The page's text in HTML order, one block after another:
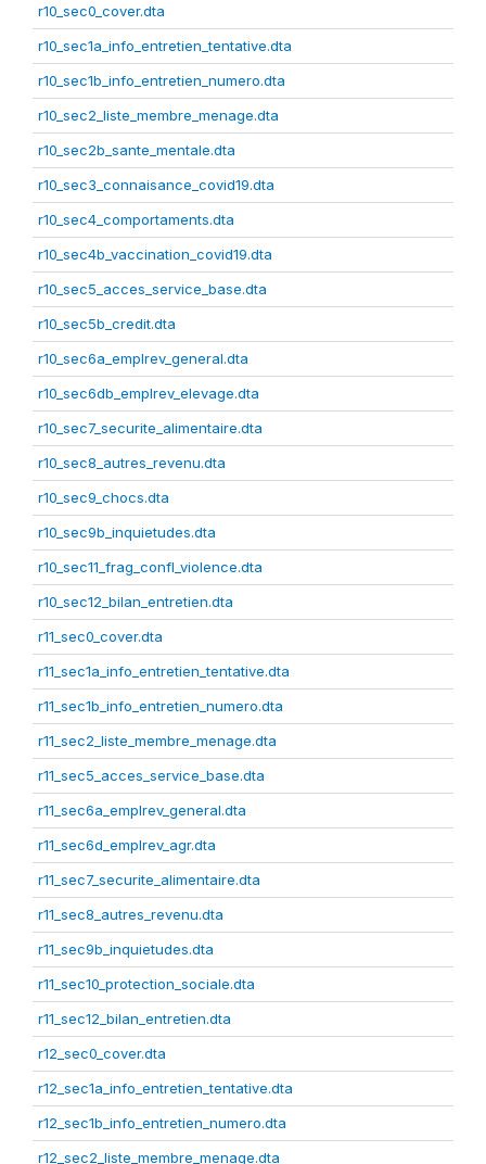
r10_sec0_cover.dta
r10_sec1a_info_entretien_tentative.dta
r10_sec1b_info_entretien_numero.dta
r10_sec2_liste_membre_menage.dta
r10_sec2b_sante_mentale.dta
r10_sec3_connaisance_covid19.dta
r10_sec4_comportaments.dta
r10_sec4b_vaccination_covid19.dta
r10_sec5_acces_service_base.dta
r10_sec5b_credit.dta
r10_sec6a_emplrev_general.dta
r10_sec6db_emplrev_elevage.dta
r10_sec7_securite_alimentaire.dta
r10_sec8_autres_revenu.dta
r10_sec9_chocs.dta
r10_sec9b_inquietudes.dta
r10_sec11_frag_confl_violence.dta
r10_sec12_bilan_entretien.dta
r11_sec0_cover.dta
r11_sec1a_info_entretien_tentative.dta
r11_sec1b_info_entretien_numero.dta
r11_sec2_liste_membre_menage.dta
r11_sec5_acces_service_base.dta
r11_sec6a_emplrev_general.dta
r11_sec6d_emplrev_agr.dta
r11_sec7_securite_alimentaire.dta
r11_sec8_autres_revenu.dta
r11_sec9b_inquietudes.dta
r11_sec10_protection_sociale.dta
r11_sec12_bilan_entretien.dta
r12_sec0_cover.dta
r12_sec1a_info_entretien_tentative.dta
r12_sec1b_info_entretien_numero.dta
r12_sec2_liste_membre_menage.dta